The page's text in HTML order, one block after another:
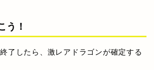
う！
了したら、激レアドラゴンが確定する